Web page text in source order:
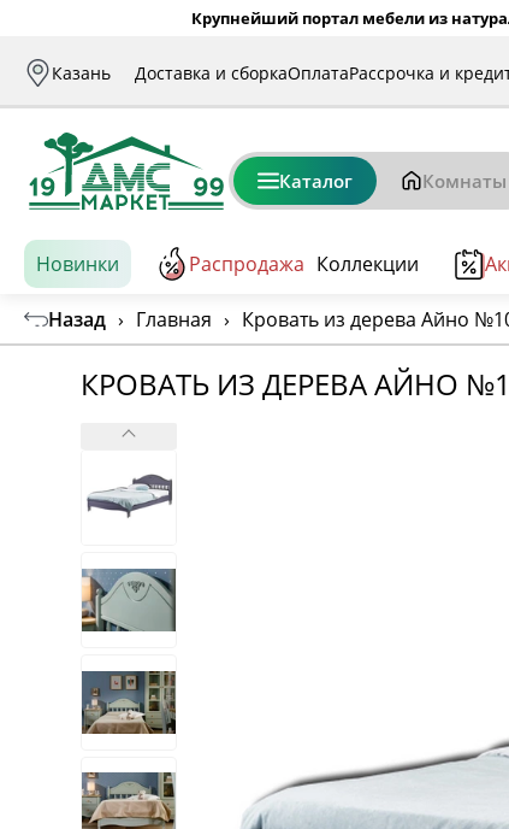
Крупнейший портал мебели из
Казань Доставка и сборкаОплатаРассрочка и
Каталог Комнаты
Новинки Распродажа Коллекции
Назад › Главная › Кровать из дерева Айно
КРОВАТЬ ИЗ ДЕРЕВА АЙНО